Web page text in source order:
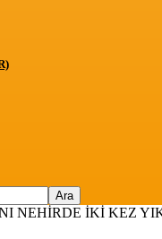
NEHİRDE İKİ KEZ